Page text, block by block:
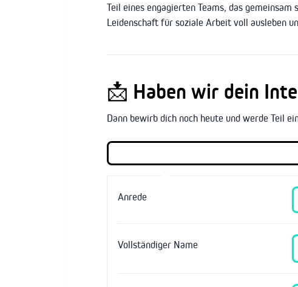
Teil eines engagierten Teams, das
Leidenschaft für soziale Arbeit voll ausleben
📩 Haben wir dein
Dann bewirb dich noch heute und werde Teil
Anrede
Vollständiger Name